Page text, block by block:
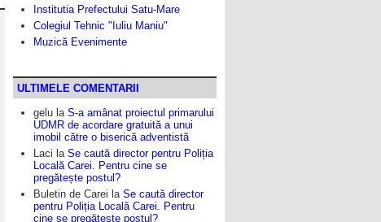
Institutia Prefectului Satu-Mare
Colegiul Tehnic "Iuliu Maniu"
Muzică Evenimente
ULTIMELE COMENTARII
gelu la S-a amânat proiectul primarului
UDMR de acordare gratuită a unui
imobil către o biserică adventistă
Laci la Se caută director pentru Poliția
Locală Carei. Pentru cine se
pregătește postul?
Buletin de Carei la Se caută director
pentru Poliția Locală Carei. Pentru
cine se pregătește postul?